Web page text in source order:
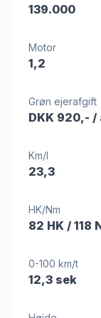
139.000
Motor
1,2
Grøn ejerafgift
DKK 920,- /
Km/l
23,3
HK/Nm
82 HK / 118
0-100 km/t
12,3 sek